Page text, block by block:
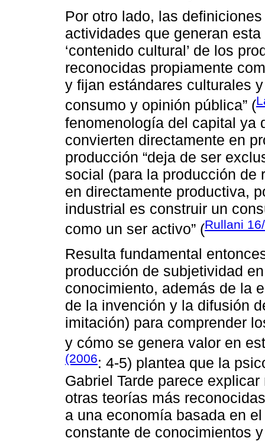
Por otro lado, las
actividades que generan
‘contenido cultural’ de los
reconocidas propiamente
y fijan estándares culturales
consumo y opinión pública” (
fenomenología del capital ya
convierten directamente en
producción “deja de ser
social (para la producción de
en directamente productiva,
industrial es construir un
como un ser activo” (Rullani
Resulta fundamental
producción de subjetividad
conocimiento, además de la
de la invención y la difusión
imitación) para comprender
y cómo se genera valor en
(2006: 4-5) plantea que la
Gabriel Tarde parece
otras teorías más
a una economía basada en
constante de conocimientos